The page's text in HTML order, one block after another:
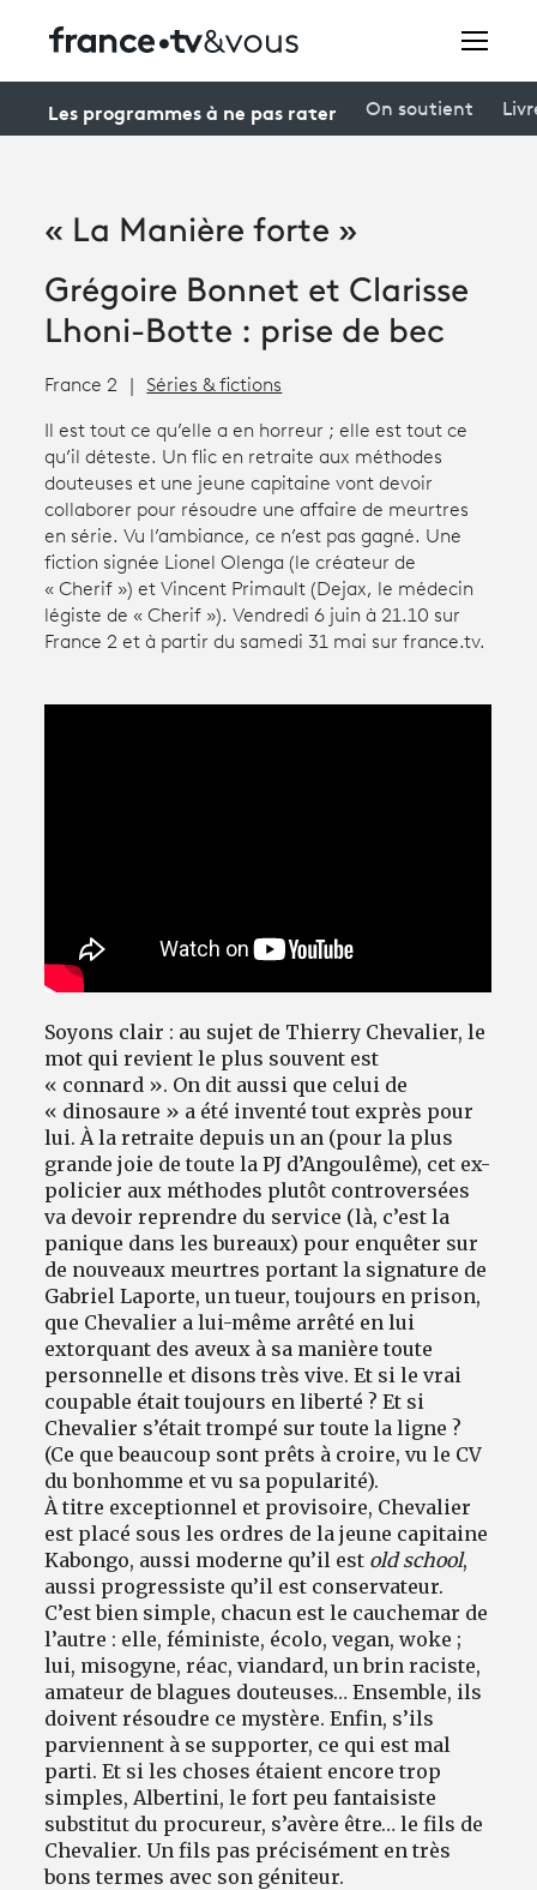
Avantages fidélité
Creators
À la une
Participer et assister à une émission
Productions et innovation
Programme tv
Les programmes à ne pas rater On soutient
« La Manière forte »
Grégoire Bonnet et Clarisse
Lhoni-Botte : prise de bec
France 2 Séries & fictions
Il est tout ce qu’elle a en horreur ; elle est tout ce
qu’il déteste. Un flic en retraite aux méthodes
douteuses et une jeune capitaine vont devoir
collaborer pour résoudre une affaire de meurtres
en série. Vu l’ambiance, ce n’est pas gagné. Une
fiction signée Lionel Olenga (le créateur de
« Cherif ») et Vincent Primault (Dejax, le médecin
légiste de « Cherif »). Vendredi 6 juin à 21.10 sur
France 2 et à partir du samedi 31 mai sur france.tv.
Soyons clair : au sujet de Thierry Chevalier, le
mot qui revient le plus souvent est
« connard ». On dit aussi que celui de
« dinosaure » a été inventé tout exprès pour
lui. À la retraite depuis un an (pour la plus
grande joie de toute la PJ d’Angoulême), cet ex-
policier aux méthodes plutôt controversées
va devoir reprendre du service (là, c’est la
panique dans les bureaux) pour enquêter sur
de nouveaux meurtres portant la signature de
Gabriel Laporte, un tueur, toujours en prison,
que Chevalier a lui-même arrêté en lui
extorquant des aveux à sa manière toute
personnelle et disons très vive. Et si le vrai
coupable était toujours en liberté ? Et si
Chevalier s’était trompé sur toute la ligne ?
(Ce que beaucoup sont prêts à croire, vu le CV
du bonhomme et vu sa popularité).
À titre exceptionnel et provisoire, Chevalier
est placé sous les ordres de la jeune capitaine
Kabongo, aussi moderne qu’il est old school,
aussi progressiste qu’il est conservateur.
C’est bien simple, chacun est le cauchemar de
l’autre : elle, féministe, écolo, vegan, woke ;
lui, misogyne, réac, viandard, un brin raciste,
amateur de blagues douteuses… Ensemble, ils
doivent résoudre ce mystère. Enfin, s’ils
parviennent à se supporter, ce qui est mal
parti. Et si les choses étaient encore trop
simples, Albertini, le fort peu fantaisiste
substitut du procureur, s’avère être… le fils de
Chevalier. Un fils pas précisément en très
bons termes avec son géniteur.